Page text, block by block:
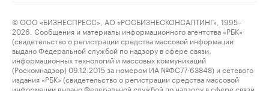
© ООО «БИЗНЕСПРЕСС», АО «РОСБИЗНЕСКОНСАЛТИНГ», 1995–
2026. Сообщения и материалы информационного агентства «РБК»
(свидетельство о регистрации средства массовой информации
выдано Федеральной службой по надзору в сфере связи,
информационных технологий и массовых коммуникаций
(Роскомнадзор) 09.12.2015 за номером ИА №ФС77-63848) и сетевого
издания «РБК» (свидетельство о регистрации средства массовой
информации выдано Федеральной службой по надзору в сфере связи,